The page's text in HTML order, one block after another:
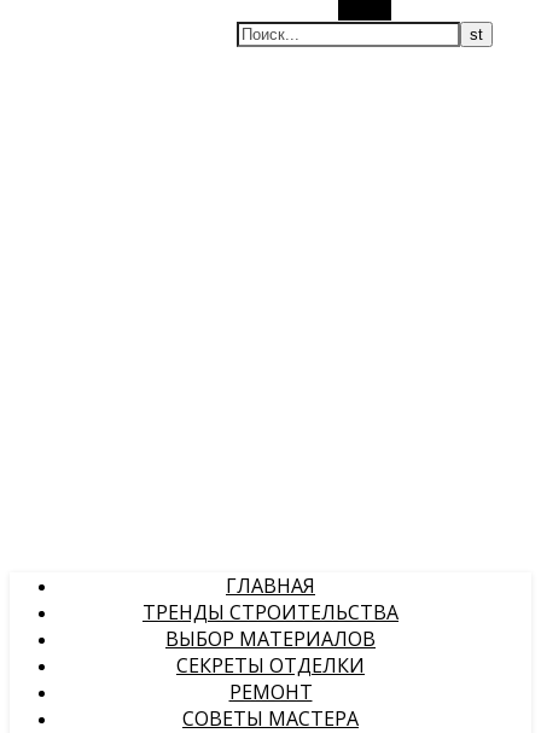
ГЛАВНАЯ
ТРЕНДЫ СТРОИТЕЛЬСТВА
ВЫБОР МАТЕРИАЛОВ
СЕКРЕТЫ ОТДЕЛКИ
РЕМОНТ
СОВЕТЫ МАСТЕРА